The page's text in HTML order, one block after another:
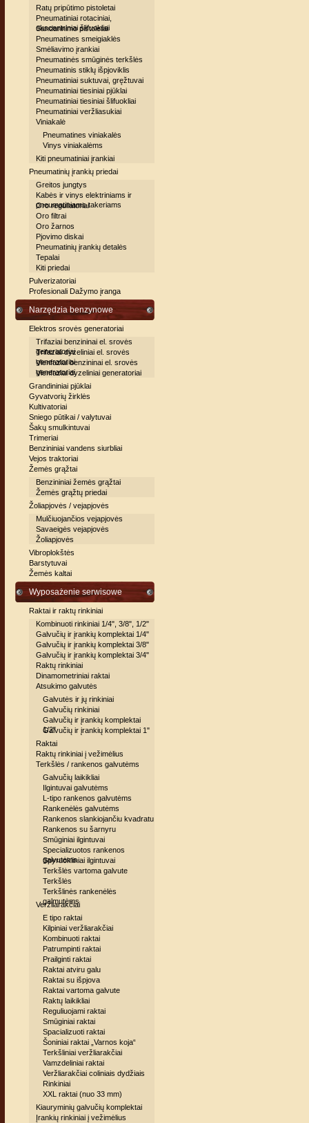
Ratų pripūtimo pistoletai
Pneumatiniai rotaciniai,
ekscentriniai šlifuokliai
Sandarinimo pistoletai
Pneumatines smeigiaklės
Smėliavimo įrankiai
Pneumatinės smūginės terkšlės
Pneumatinis stiklų išpjoviklis
Pneumatiniai suktuvai, gręžtuvai
Pneumatiniai tiesiniai pjūklai
Pneumatiniai tiesiniai šlifuokliai
Pneumatiniai veržliasukiai
Viniakalė
Pneumatines viniakalės
Vinys viniakalėms
Kiti pneumatiniai įrankiai
Pneumatinių įrankių priedai
Greitos jungtys
Kabės ir vinys elektriniams ir
pneumatiniams takeriams
Oro reguliatoriai
Oro filtrai
Oro žarnos
Pjovimo diskai
Pneumatinių įrankių detalės
Tepalai
Kiti priedai
Pulverizatoriai
Profesionali Dažymo įranga
Narzędzia benzynowe
Elektros srovės generatoriai
Trifaziai benzininai el. srovės
generatoriai
Trifaziai dyzeliniai el. srovės
generatoriai
Vienfaziai benzininai el. srovės
generatoriai
Vienfaziai dyzeliniai generatoriai
Grandininiai pjūklai
Gyvatvorių žirklės
Kultivatoriai
Sniego pūtikai / valytuvai
Šakų smulkintuvai
Trimeriai
Benzininiai vandens siurbliai
Vejos traktoriai
Žemės grąžtai
Benzininiai žemės grąžtai
Žemės grąžtų priedai
Žoliapjovės / vejapjovės
Mulčiuojančios vejapjovės
Savaeigės vejapjovės
Žoliapjovės
Vibroplokštės
Barstytuvai
Žemės kaltai
Wyposażenie serwisowe
Raktai ir raktų rinkiniai
Kombinuoti rinkiniai 1/4", 3/8", 1/2"
Galvučių ir įrankių komplektai 1/4"
Galvučių ir įrankių komplektai 3/8"
Galvučių ir įrankių komplektai 3/4"
Raktų rinkiniai
Dinamometriniai raktai
Atsukimo galvutės
Galvutės ir jų rinkiniai
Galvučių rinkiniai
Galvučių ir įrankių komplektai
1/2"
Galvučių ir įrankių komplektai 1"
Raktai
Raktų rinkiniai į vežimėlius
Terkšlės / rankenos galvutėms
Galvučių laikikliai
Ilgintuvai galvutėms
L-tipo rankenos galvutėms
Rankenėlės galvutėms
Rankenos slankiojančiu kvadratu
Rankenos su šarnyru
Smūginiai ilgintuvai
Specializuotos rankenos
galvutėms
Spyruokliniai ilgintuvai
Terkšlės vartoma galvute
Terkšlės
Terkšlinės rankenėlės
galmutėms
Veržliarakčiai
E tipo raktai
Kilpiniai veržliarakčiai
Kombinuoti raktai
Patrumpinti raktai
Prailginti raktai
Raktai atviru galu
Raktai su išpjova
Raktai vartoma galvute
Raktų laikikliai
Reguliuojami raktai
Smūginiai raktai
Spacializuoti raktai
Šoniniai raktai „Varnos koja“
Terkšliniai veržliarakčiai
Vamzdeliniai raktai
Veržliarakčiai coliniais dydžiais
Rinkiniai
XXL raktai (nuo 33 mm)
Kiauryminių galvučių komplektai
Įrankių rinkiniai į vežimėlius